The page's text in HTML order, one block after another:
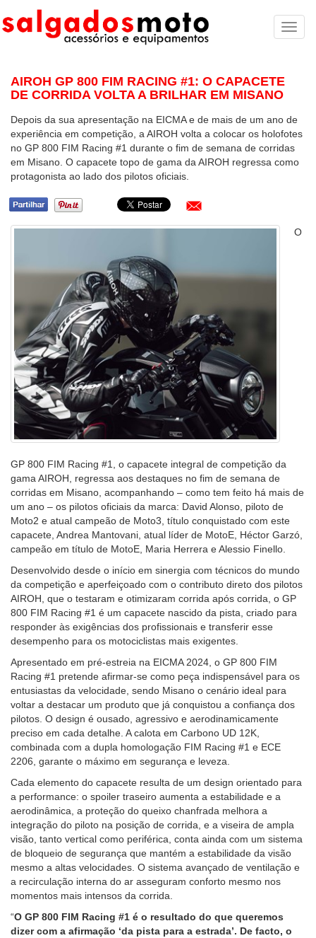
AIROH GP 800 FIM RACING #1: O CAPACETE
DE CORRIDA VOLTA A BRILHAR EM MISANO
Depois da sua apresentação na EICMA e de mais de um ano de
experiência em competição, a AIROH volta a colocar os holofotes
no GP 800 FIM Racing #1 durante o fim de semana de corridas
em Misano. O capacete topo de gama da AIROH regressa como
protagonista ao lado dos pilotos oficiais.
O
GP 800 FIM Racing #1, o capacete integral de competição da
gama AIROH, regressa aos destaques no fim de semana de
corridas em Misano, acompanhando – como tem feito há mais de
um ano – os pilotos oficiais da marca: David Alonso, piloto de
Moto2 e atual campeão de Moto3, título conquistado com este
capacete, Andrea Mantovani, atual líder de MotoE, Héctor Garzó,
campeão em título de MotoE, Maria Herrera e Alessio Finello.
Desenvolvido desde o início em sinergia com técnicos do mundo
da competição e aperfeiçoado com o contributo direto dos pilotos
AIROH, que o testaram e otimizaram corrida após corrida, o GP
800 FIM Racing #1 é um capacete nascido da pista, criado para
responder às exigências dos profissionais e transferir esse
desempenho para os motociclistas mais exigentes.
Apresentado em pré-estreia na EICMA 2024, o GP 800 FIM
Racing #1 pretende afirmar-se como peça indispensável para os
entusiastas da velocidade, sendo Misano o cenário ideal para
voltar a destacar um produto que já conquistou a confiança dos
pilotos. O design é ousado, agressivo e aerodinamicamente
preciso em cada detalhe. A calota em Carbono UD 12K,
combinada com a dupla homologação FIM Racing #1 e ECE
2206, garante o máximo em segurança e leveza.
Cada elemento do capacete resulta de um design orientado para
a performance: o spoiler traseiro aumenta a estabilidade e a
aerodinâmica, a proteção do queixo chanfrada melhora a
integração do piloto na posição de corrida, e a viseira de ampla
visão, tanto vertical como periférica, conta ainda com um sistema
de bloqueio de segurança que mantém a estabilidade da visão
mesmo a altas velocidades. O sistema avançado de ventilação e
a recirculação interna do ar asseguram conforto mesmo nos
momentos mais intensos da corrida.
“O GP 800 FIM Racing #1 é o resultado do que queremos
dizer com a afirmação ‘da pista para a estrada’. De facto, o